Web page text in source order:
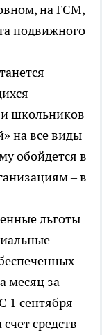
на ГСМ,
подвижного
школьников
на все виды
обойдется в
– в
льготы
месяц за
1 сентября
средств